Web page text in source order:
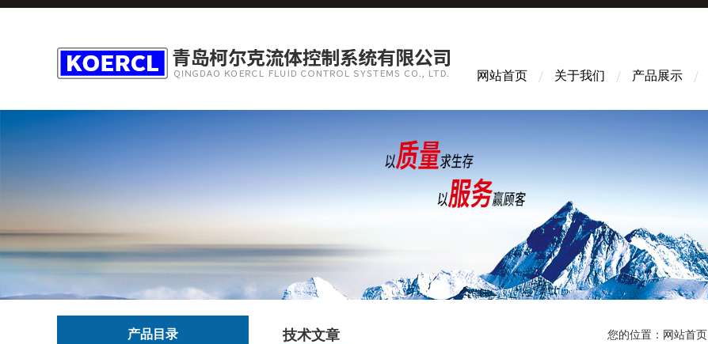
网站首页 关于我们 产品展示
产品目录 技术文章 您的位置： 网站首页